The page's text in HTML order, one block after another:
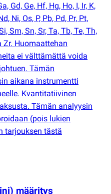
Gd, Ge, Hf, Hg, Ho, I, Ir, K,
Ni, Os, P, Pb, Pd, Pr, Pt,
Sm, Sn, Sr, Ta, Tb, Te, Th,
Zr. Huomaattehan
ei välttämättä voida
Tämän
aikana instrumentti
Kvantitatiivinen
Tämän analyysin
(pois lukien
tarjouksen tästä
määritys